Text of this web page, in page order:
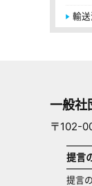
輸
一般社
〒102-
提言
提言